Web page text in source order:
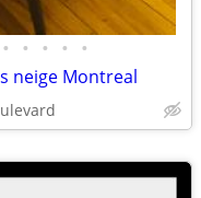
• • • • •
neige Montreal